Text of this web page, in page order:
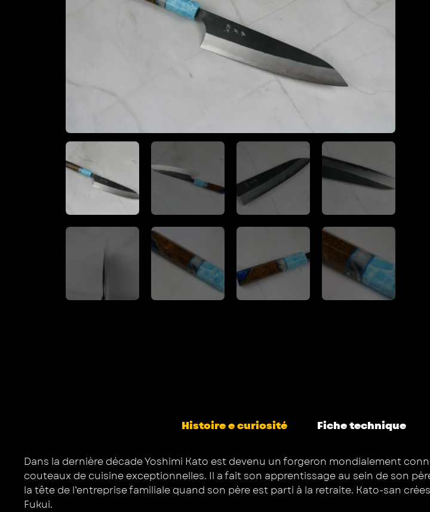
Histoire e curiosité Fiche technique
Dans la dernière décade Yoshimi Kato est devenu un forgeron mondialement
couteaux de cuisine exceptionnelles. Il a fait son apprentissage au sein de son
la tête de l’entreprise familiale quand son père est parti à la retraite. Kato-san
Fukui.